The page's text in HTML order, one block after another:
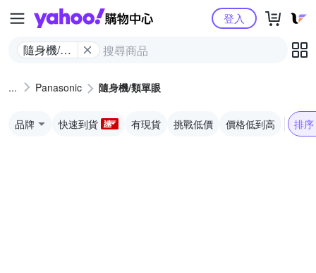
Yahoo購物中心
隨身機/類
登入
Panasonic 隨身機/類單眼
品牌 快速到貨 有現貨 挑戰低價 價格低到高 排序